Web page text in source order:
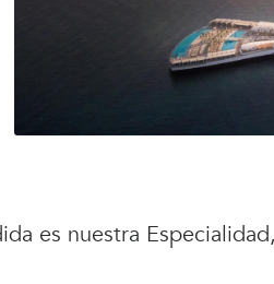
es nuestra